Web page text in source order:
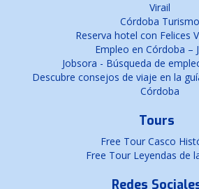
Virail
Córdoba Turismo
Reserva hotel con Felices
Empleo en Córdoba –
Jobsora - Búsqueda de
Descubre consejos de viaje en la
Córdoba
Tours
Free Tour Casco
Free Tour Leyendas de
Redes